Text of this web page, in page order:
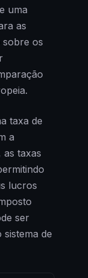
uma
as
sobre os
taxa de
a
as taxas
lucros
ser
de